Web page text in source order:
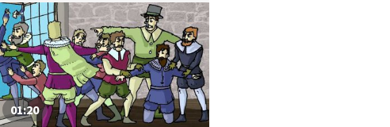
hrdelních trestech. Na jednom
z odsouzených byl trest vykonán
posmrtně, protože čtrnáct dní
před exekucí spáchal sebevraždu.
Do historie tak vstoupila
informace o 27 popravených
českých pánech. Ale páni
01:20